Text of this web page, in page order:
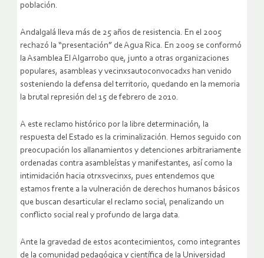
población.
Andalgalá lleva más de 25 años de resistencia. En el 2005
rechazó la “presentación” de Agua Rica. En 2009 se conformó
la Asamblea El Algarrobo que, junto a otras organizaciones
populares, asambleas y vecinxsautoconvocadxs han venido
sosteniendo la defensa del territorio, quedando en la memoria
la brutal represión del 15 de febrero de 2010.
A este reclamo histórico por la libre determinación, la
respuesta del Estado es la criminalización. Hemos seguido con
preocupación los allanamientos y detenciones arbitrariamente
ordenadas contra asambleístas y manifestantes, así como la
intimidación hacia otrxsvecinxs, pues entendemos que
estamos frente a la vulneración de derechos humanos básicos
que buscan desarticular el reclamo social, penalizando un
conflicto social real y profundo de larga data.
Ante la gravedad de estos acontecimientos, como integrantes
de la comunidad pedagógica y científica de la Universidad